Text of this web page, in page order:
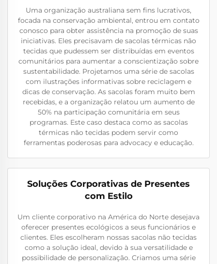
Uma organização australiana sem fins lucrativos,
focada na conservação ambiental, entrou em contato
conosco para obter assistência na promoção de suas
iniciativas. Eles precisavam de sacolas térmicas não
tecidas que pudessem ser distribuídas em eventos
comunitários para aumentar a conscientização sobre
sustentabilidade. Projetamos uma série de sacolas
com ilustrações informativas sobre reciclagem e
dicas de conservação. As sacolas foram muito bem
recebidas, e a organização relatou um aumento de
50% na participação comunitária em seus
programas. Este caso destaca como as sacolas
térmicas não tecidas podem servir como
ferramentas poderosas para advocacy e educação.
Soluções Corporativas de Presentes
com Estilo
Um cliente corporativo na América do Norte desejava
oferecer presentes ecológicos a seus funcionários e
clientes. Eles escolheram nossas sacolas não tecidas
como a solução ideal, devido à sua versatilidade e
possibilidade de personalização. Criamos uma série